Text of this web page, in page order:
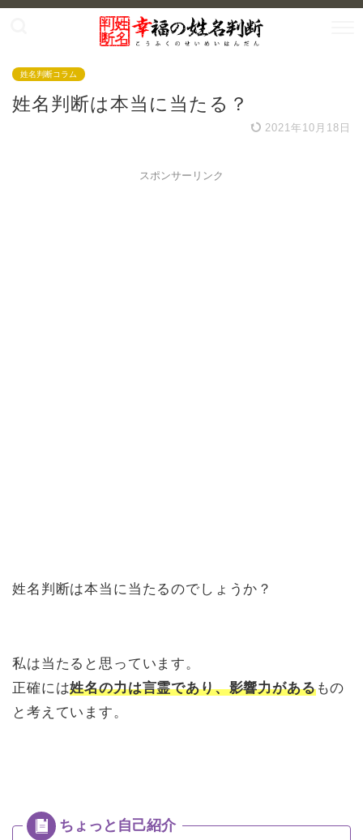
姓名判断コラム
姓名判断は本当に当たる？
2021年10月18日
スポンサーリンク
姓名判断は本当に当たるのでしょうか？
私は当たると思っています。
正確には姓名の力は言霊であり、影響力があるもの
と考えています。